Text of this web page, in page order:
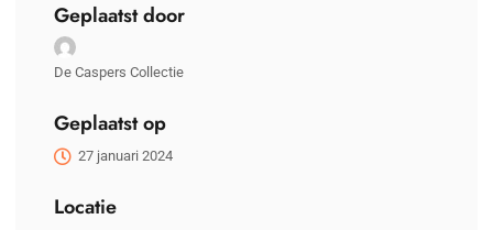
Geplaatst door
De Caspers Collectie
Geplaatst op
27 januari 2024
Locatie